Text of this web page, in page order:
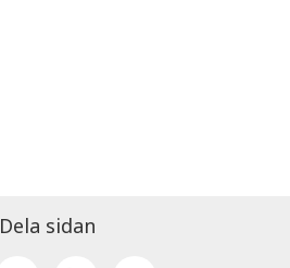
Dela sidan